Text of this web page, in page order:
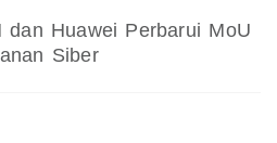
dan Huawei Perbarui MoU
Siber